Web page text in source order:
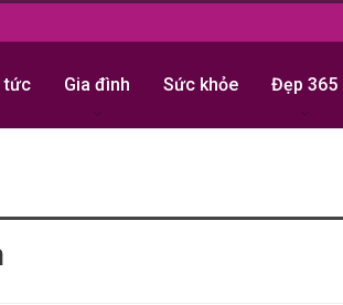
tức Gia đình Sức khỏe Đẹp 365